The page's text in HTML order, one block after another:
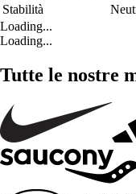
Stabilità
Loading...
Loading...
Tutte le nostre